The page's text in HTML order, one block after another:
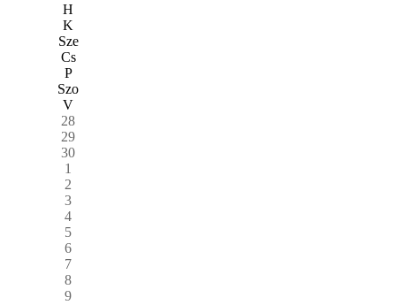
H
K
Sze
Cs
P
Szo
V
28
29
30
1
2
3
4
5
6
7
8
9